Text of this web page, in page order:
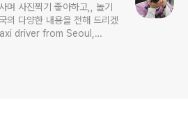
며 사진찍기 좋아하고,, 놀기
의 다양한 내용을 전해 드리겠
contents of Korea.